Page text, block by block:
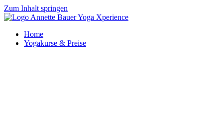
Zum Inhalt springen
Home
Yogakurse & Preise